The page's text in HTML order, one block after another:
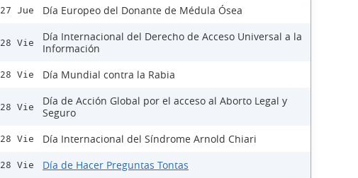
27 Jue Día Europeo del Donante de Médula Ósea
28 Vie
Día Internacional del Derecho de Acceso Universal a la
Información
28 Vie Día Mundial contra la Rabia
28 Vie
Día de Acción Global por el acceso al Aborto Legal y
Seguro
28 Vie Día Internacional del Síndrome Arnold Chiari
28 Vie Día de Hacer Preguntas Tontas